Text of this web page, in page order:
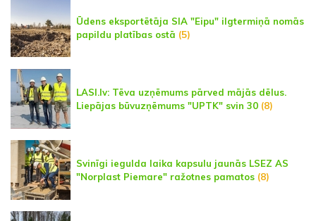
Ūdens eksportētāja SIA "Eipu" ilgtermiņā nomās
papildu platības ostā (5)
LASI.lv: Tēva uzņēmums pārved mājās dēlus.
Liepājas būvuzņēmums "UPTK" svin 30 (8)
Svinīgi iegulda laika kapsulu jaunās LSEZ AS
"Norplast Piemare" ražotnes pamatos (8)